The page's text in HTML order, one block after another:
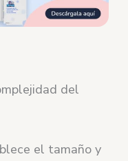
del
el tamaño y